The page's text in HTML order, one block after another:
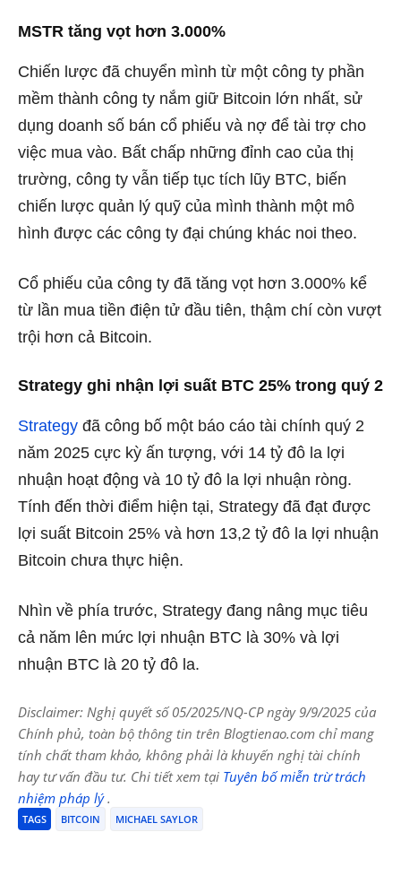
MSTR tăng vọt hơn 3.000%
Chiến lược đã chuyển mình từ một công ty phần
mềm thành công ty nắm giữ Bitcoin lớn nhất, sử
dụng doanh số bán cổ phiếu và nợ để tài trợ cho
việc mua vào. Bất chấp những đỉnh cao của thị
trường, công ty vẫn tiếp tục tích lũy BTC, biến
chiến lược quản lý quỹ của mình thành một mô
hình được các công ty đại chúng khác noi theo.
Cổ phiếu của công ty đã tăng vọt hơn 3.000% kể
từ lần mua tiền điện tử đầu tiên, thậm chí còn vượt
trội hơn cả Bitcoin.
Strategy ghi nhận lợi suất BTC 25% trong quý 2
Strategy đã công bố một báo cáo tài chính quý 2
năm 2025 cực kỳ ấn tượng, với 14 tỷ đô la lợi
nhuận hoạt động và 10 tỷ đô la lợi nhuận ròng.
Tính đến thời điểm hiện tại, Strategy đã đạt được
lợi suất Bitcoin 25% và hơn 13,2 tỷ đô la lợi nhuận
Bitcoin chưa thực hiện.
Nhìn về phía trước, Strategy đang nâng mục tiêu
cả năm lên mức lợi nhuận BTC là 30% và lợi
nhuận BTC là 20 tỷ đô la.
Disclaimer: Nghị quyết số 05/2025/NQ-CP ngày 9/9/2025 của
Chính phủ, toàn bộ thông tin trên Blogtienao.com chỉ mang
tính chất tham khảo, không phải là khuyến nghị tài chính
hay tư vấn đầu tư. Chi tiết xem tại Tuyên bố miễn trừ trách
nhiệm pháp lý.
TAGS BITCOIN MICHAEL SAYLOR